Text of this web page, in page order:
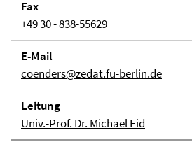
Fax
+49 30 - 838-55629
E-Mail
coenders@zedat.fu-berlin.de
Lei­tung
Univ.-Prof. Dr. Michael Eid